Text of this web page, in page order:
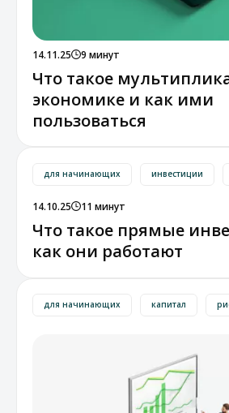
14.11.25 9 минут
Что такое
экономике и как ими
пользоваться
для начинающих инвестиции
14.10.25 11 минут
Что такое прямые
как они работают
для начинающих капитал